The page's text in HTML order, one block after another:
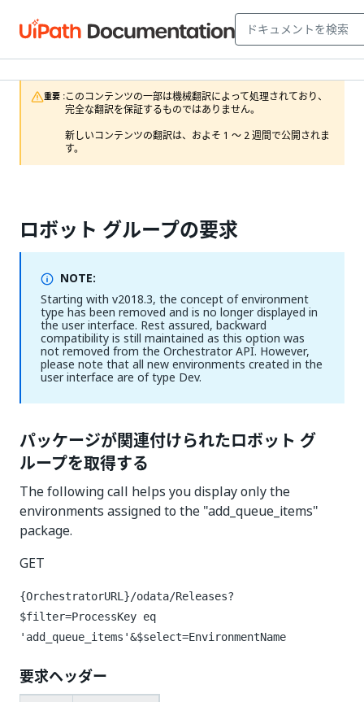
重要 :このコンテンツの一部は機械翻訳によって処理されており、
完全な翻訳を保証するものではありません。
新しいコンテンツの翻訳は、およそ 1 ～ 2 週間で公開されま
す。
ロボット グループの要求
NOTE:
Starting with v2018.3, the concept of environment
type has been removed and is no longer displayed in
the user interface. Rest assured, backward
compatibility is still maintained as this option was
not removed from the Orchestrator API. However,
please note that all new environments created in the
user interface are of type Dev.
パッケージが関連付けられたロボット グ
ループを取得する
The following call helps you display only the
environments assigned to the "add_queue_items"
package.
GET
{OrchestratorURL}/odata/Releases?
$filter=ProcessKey eq
'add_queue_items'&$select=EnvironmentName
要求ヘッダー